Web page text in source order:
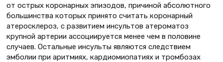
от острых коронарных эпизодов, причиной абсолютного
большинства которых принято считать коронарный
атеросклероз, с развитием инсультов атероматоз
крупной артерии ассоциируется менее чем в половине
случаев. Остальные инсульты являются следствием
эмболии при аритмиях, кардиомиопатиях и тромбозах